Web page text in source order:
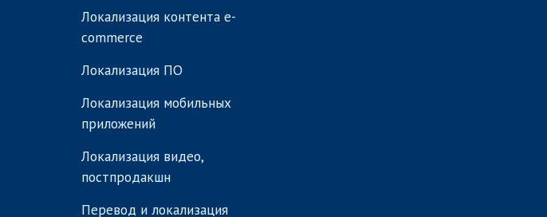
Локализация контента e-
commerce
Локализация ПО
Локализация мобильных
приложений
Локализация видео,
постпродакшн
Перевод и локализация